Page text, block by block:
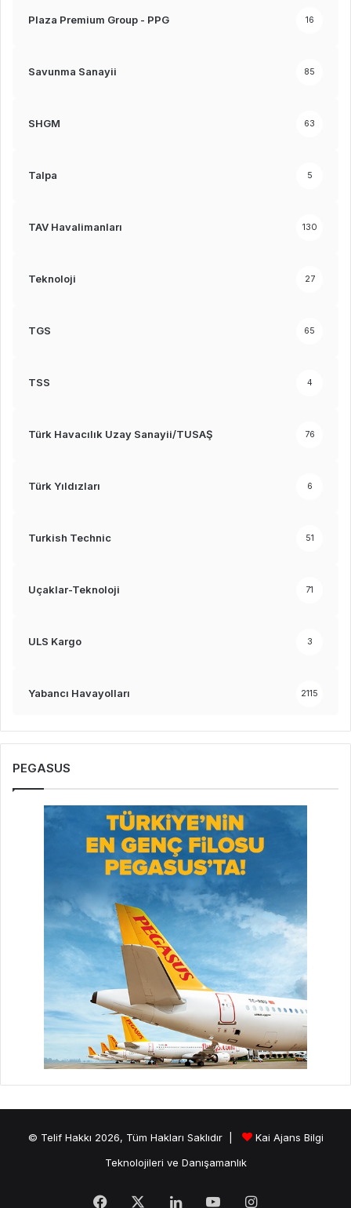
Plaza Premium Group - PPG 16
Savunma Sanayii 85
SHGM 63
Talpa 5
TAV Havalimanları 130
Teknoloji 27
TGS 65
TSS 4
Türk Havacılık Uzay Sanayii/TUSAŞ 76
Türk Yıldızları 6
Turkish Technic 51
Uçaklar-Teknoloji 71
ULS Kargo 3
Yabancı Havayolları 2115
PEGASUS
© Telif Hakkı 2026, Tüm Hakları Saklıdır |
Kai Ajans Bilgi
Teknolojileri ve Danışamanlık
Facebook LinkedInYouTubeInstagram